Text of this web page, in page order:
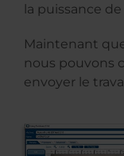
la puissance de
Maintenant
nous pouvons
envoyer le